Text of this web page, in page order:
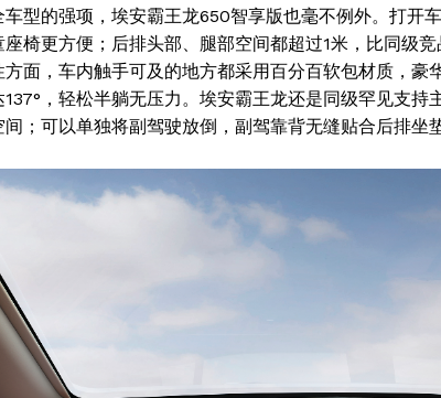
型的强项，埃安霸王龙650智享版也毫不例外。打开
椅更方便；后排头部、腿部空间都超过1米，比同级
面，车内触手可及的地方都采用百分百软包材质，豪
，轻松半躺无压力。埃安霸王龙还是同级罕见支持
；可以单独将副驾驶放倒，副驾靠背无缝贴合后排坐